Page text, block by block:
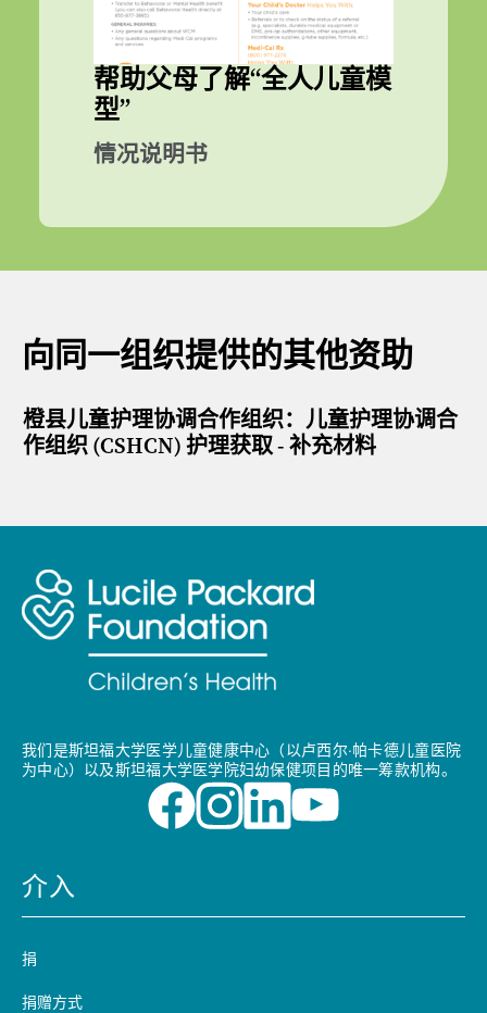
帮助父母了解“全人儿童模
型”
情况说明书
向同一组织提供的其他资助
橙县儿童护理协调合作组织：儿童护理协调合
作组织 (CSHCN) 护理获取 - 补充材料
我们是斯坦福大学医学儿童健康中心（以卢西尔·帕卡德儿童医院
为中心）以及斯坦福大学医学院妇幼保健项目的唯一筹款机构。
介入
捐
捐赠方式